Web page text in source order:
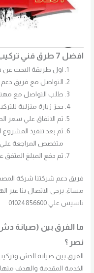
افضل 7 طرق فني تركيب دش مدينه نصر
اول طريقة البحث
التواصل مع فريق دعم
طلب التواصل مع
حجز زيارة منزلية
ثم الاتفاق علي سعر
ثم بعد تنفيذ
متخصص المراجعة
ثم دفع المبلغ المتفق
مساءً. يرجى الاتصال بنا عبر
تاسيس علي 01024856600
ما الفرق بين (صيانة
نصر ؟
الفرق بين صيانة الدش
الخدمة المقدمة والهدف